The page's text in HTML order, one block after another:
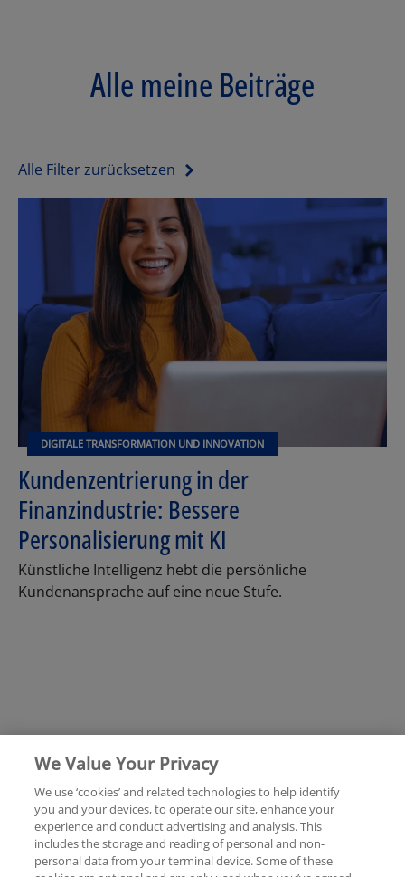
Alle meine Beiträge
Alle Filter zurücksetzen
DIGITALE TRANSFORMATION UND INNOVATION
Kundenzentrierung in der
Finanzindustrie: Bessere
Personalisierung mit KI
Künstliche Intelligenz hebt die persönliche
Kundenansprache auf eine neue Stufe.
Rechtliche Hinweise Datenschutzerklärung
We Value Your Privacy
We use ‘cookies’ and related technologies to help identify
you and your devices, to operate our site, enhance your
experience and conduct advertising and analysis. This
includes the storage and reading of personal and non-
personal data from your terminal device. Some of these